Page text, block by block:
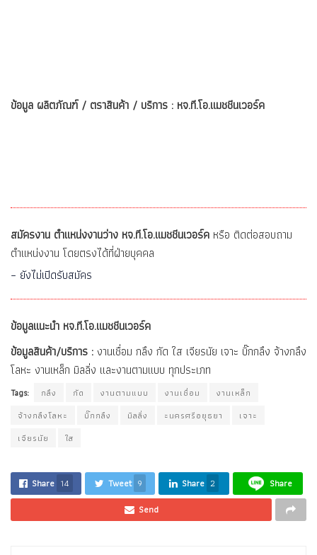
ข้อมูล ผลิตภัณฑ์ / ตราสินค้า / บริการ : หจ.ที.โอ.แมชชีนเวอร์ค
สมัครงาน ตำแหน่งงานว่าง หจ.ที.โอ.แมชชีนเวอร์ค หรือ ติดต่อสอบถาม
ตำแหน่งงาน โดยตรงได้ที่ฝ่ายบุคคล
– ยังไม่เปิดรับสมัคร
ข้อมูลแนะนำ หจ.ที.โอ.แมชชีนเวอร์ค
ข้อมูลสินค้า/บริการ : งานเชื่อม กลึง กัด ใส เจียรนัย เจาะ บิ๊กกลึง จ้างกลึง
โลหะ งานเหล็ก มิลลิ่ง และงานตามแบบ ทุกประเภท
Tags: กลึง กัด งานตามแบบ งานเชื่อม
งานเหล็ก
จ้างกลึงโลหะ
บิ๊กกลึง มิลลิ่ง ะนครศรีอยุธยา
เจาะ
เจียรนัย
ใส
Share 14 Tweet 9 Share 2
Share
Send